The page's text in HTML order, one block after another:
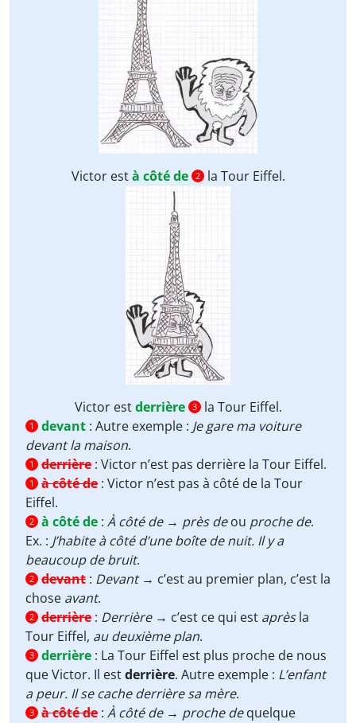
Victor està côté de 2 la Tour Eiffel.
Victor estderrière 3 la Tour Eiffel.
1 devant : Autre exemple : Je gare ma voiture
devant la maison.
1 derrière : Victor n’est pas derrière la Tour Eiffel.
1 à côté de : Victor n’est pas à côté de la Tour
Eiffel.
2 à côté de : À côté de→ près deou proche de.
Ex. : J’habite à côté d’une boîte de nuit. Il y a
beaucoup de bruit.
2 devant : Devant→ c’est au premier plan, c’est la
chose avant.
2 derrière : Derrière→ c’est ce qui est aprèsla
Tour Eiffel, au deuxième plan.
3 derrière : La Tour Eiffel est plus proche de nous
que Victor. Il estderrière. Autre exemple : L’enfant
a peur. Il se cache derrière sa mère.
3 à côté de : À côté de→ proche dequelque